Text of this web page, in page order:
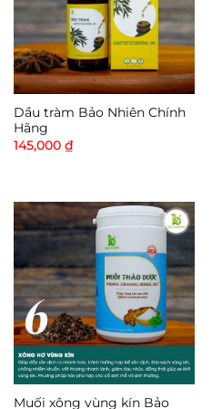
Dầu tràm Bảo Nhiên Chính
Hãng
145,000 ₫
Muối xông vùng kín Bảo